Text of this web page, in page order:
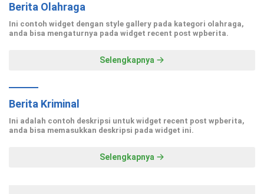
Berita Olahraga
Ini contoh widget dengan style gallery pada kategori olahraga,
anda bisa mengaturnya pada widget recent post wpberita.
Selengkapnya
Berita Kriminal
Ini adalah contoh deskripsi untuk widget recent post wpberita,
anda bisa memasukkan deskripsi pada widget ini.
Selengkapnya